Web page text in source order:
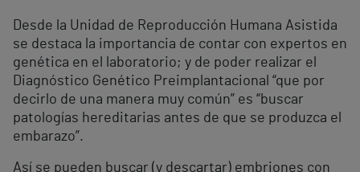
Desde la Unidad de Reproducción Humana Asistida
se destaca la importancia de contar con expertos en
genética en el laboratorio; y de poder realizar el
Diagnóstico Genético Preimplantacional “que por
decirlo de una manera muy común” es “buscar
patologías hereditarias antes de que se produzca el
embarazo”.
Así se pueden buscar (y descartar) embriones con